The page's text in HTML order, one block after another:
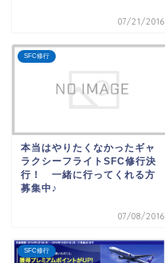
07/21/2016
SFC修行
本当はやりたくなかったギャ
ラクシーフライトSFC修行決
行！ 一緒に行ってくれる方
募集中♪
07/08/2016
SFC修行